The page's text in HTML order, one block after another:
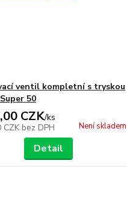
ventil kompletní s tryskou
50
CZK/ks
CZK bez DPH Není skladem
Detail